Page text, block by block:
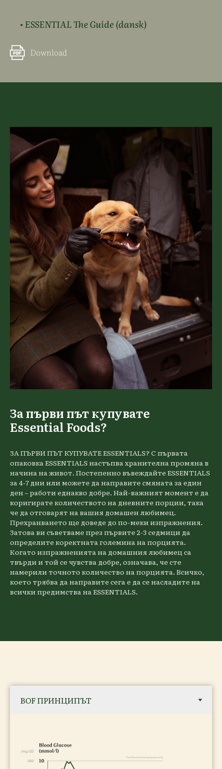
• ESSENTIAL The Guide (dansk)
Download
За първи път купувате
Essential Foods?
ЗА ПЪРВИ ПЪТ КУПУВАТЕ ESSENTIALS? С първата
опаковка ESSENTIALS настъпва хранителна промяна в
начина на живот. Постепенно въвеждайте ESSENTIALS
за 4-7 дни или можете да направите смяната за един
ден – работи еднакво добре. Най-важният момент е да
коригирате количеството на дневните порции, така
че да отговарят на вашия домашен любимец.
Прехранването ще доведе до по-меки изпражнения.
Затова ви съветваме през първите 2-3 седмици да
определите коректната големина на порцията.
Когато изпражненията на домашния любимец са
твърди и той се чувства добре, означава, че сте
намерили точното количество на порцията. Всичко,
което трябва да направите сега е да се насладите на
всички предимства на ESSENTIALS.